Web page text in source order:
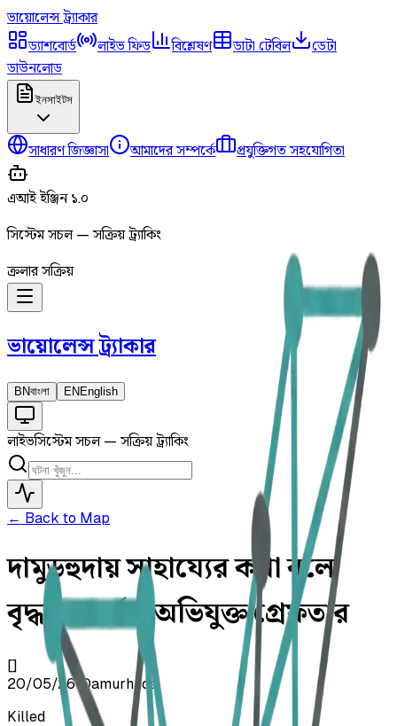
ভায়োলেন্সট্র্যাকার
ড্যাশবোর্ড
লাইভ ফিড বিশ্লেষণ ডাটা টেবিল
ডেটা
ডাউনলোড
ইনসাইটস
সাধারণ জিজ্ঞাসা আমাদের সম্পর্কে প্রযুক্তিগত সহযোগিতা
এআই ইঞ্জিন ১.০
সিস্টেম সচল — সক্রিয় ট্র্যাকিং
ক্রলার সক্রিয়
ভায়োলেন্সট্র্যাকার
BNবাংলা EN English
লাইভসিস্টেম সচল — সক্রিয় ট্র্যাকিং
← Back to Map
দামুড়হুদায় সাহায্যের কথা বলে
বৃদ্ধাকে ধর্ষণ, অভিযুক্ত গ্রেফতার
[]
20/05/26• Damurhuda
Killed